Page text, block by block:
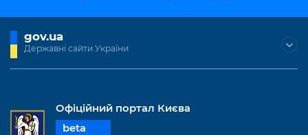
gov.ua
Державні сайти України
Офіційний портал Києва
beta